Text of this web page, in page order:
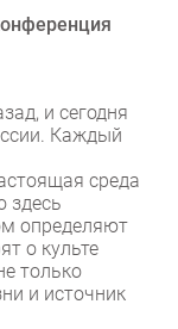
и сегодня
Каждый
среда
здесь
определяют
о культе
только
и источник